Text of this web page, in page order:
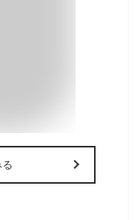
る